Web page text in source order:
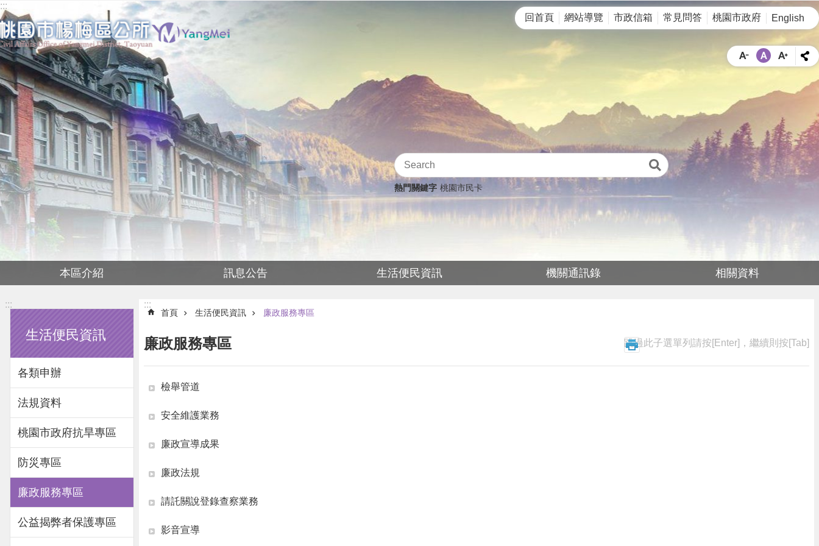
跳到主要內容區塊
:::
熱門關鍵字 桃園市民卡
回首頁 網站導覽 市政信箱 常見問答 桃園市政府 English
本區介紹 訊息公告 生活便民資訊 機關通訊錄 相關資料
:::
生活便民資訊
各類申辦
法規資料
桃園市政府抗旱專區
防災專區
廉政服務專區
公益揭弊者保護專區
:::
首頁 生活便民資訊 廉政服務專區
廉政服務專區 跳過此子選單列請按[Enter]，繼續則按[Tab]
檢舉管道
安全維護業務
廉政宣導成果
廉政法規
請託關說登錄查察業務
影音宣導